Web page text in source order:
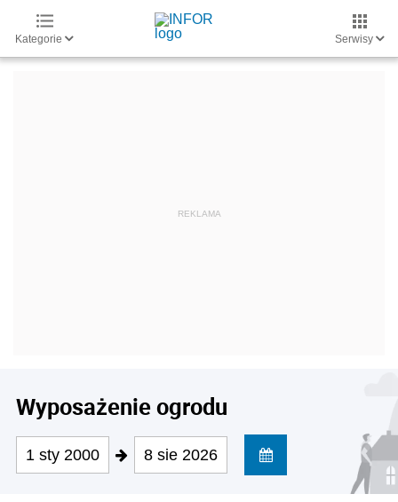
Kategorie Serwisy
Wyposażenie ogrodu
1 sty 2000 8 sie 2026